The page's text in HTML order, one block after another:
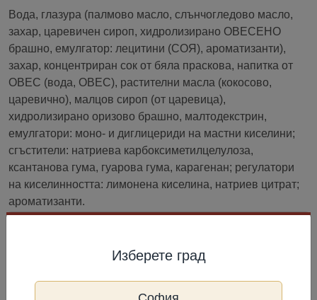
Вода, глазура (палмово масло, слънчогледово масло,
захар, царевичен сироп, хидролизирано ОВЕСЕНО
брашно, емулгатор: лецитини (СОЯ), ароматизанти),
захар, концентриран сок от бяла праскова, напитка от
ОВЕС (вода, ОВЕС), растителни масла (кокосово,
царевично), малцов сироп (от царевица),
хидролизирано оризово брашно, малтодекстрин,
емулгатори: моно- и диглицериди на мастни киселини;
сгъстители: натриева карбоксиметилцелулоза,
ксантанова гума, гуарова гума, карагенан; регулатори
на киселинността: лимонена киселина, натриев цитрат;
ароматизанти.
температура -18 °C или по-ниска. Да се предпазва от
Изберете град